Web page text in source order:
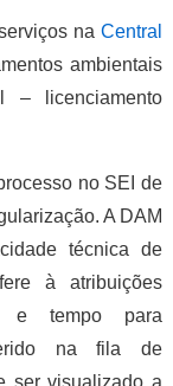
naCentral
ambientais
– licenciamento
no SEI de
A DAM
técnica de
à atribuições
e tempo para
na fila de
ser visualizado a